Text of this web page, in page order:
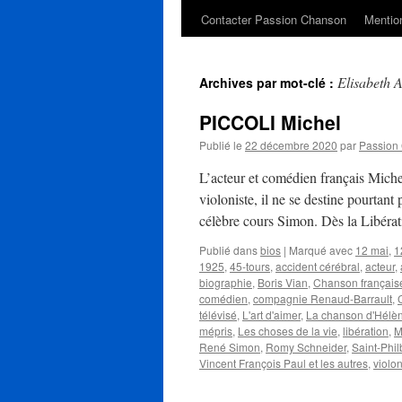
Contacter Passion Chanson
Archives par mot-clé : Elisabeth
PICCOLI Michel
Publié le 22 décembre 2020 par Passion
L’acteur et comédien français
violoniste, il ne se destine pourtant
célèbre cours Simon. Dès la
Publié dansbios | Marqué avec 12 mai,
1925, 45-tours, accident cérébral, acteur,
biographie, Boris Vian, Chanson
comédien, compagnie Renaud-Barrault,
télévisé, L'art d'aimer, La chanson
mépris, Les choses de la vie, libération,
René Simon, Romy Schneider, Saint-
Vincent François Paul et les autres,